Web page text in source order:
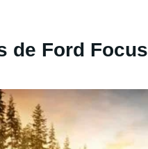
de Ford Focus